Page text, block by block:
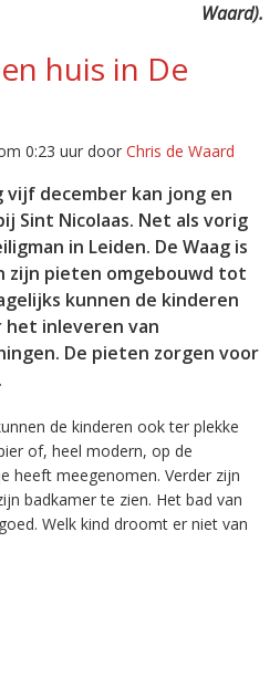
Waard).
huis in De
0:23 uur door Chris de Waard
december kan jong en
Sint Nicolaas. Net als vorig
in Leiden. De Waag is
zijn pieten omgebouwd tot
kunnen de kinderen
inleveren van
De pieten zorgen voor
de kinderen ook ter plekke
of, heel modern, op de
heeft meegenomen. Verder zijn
badkamer te zien. Het bad van
Welk kind droomt er niet van